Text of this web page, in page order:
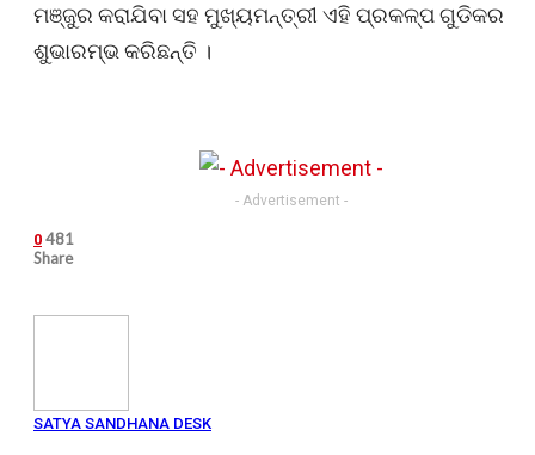
ମଞ୍ଜୁର କରାଯିବା ସହ ମୁଖ୍ୟମନ୍ତ୍ରୀ ଏହି ପ୍ରକଳ୍ପ ଗୁଡିକର
ଶୁଭାରମ୍ଭ କରିଛନ୍ତି ।
- Advertisement -
0 481
Share
SATYA SANDHANA DESK